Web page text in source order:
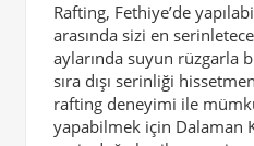
Rafting, Fethiye’de
arasında sizi en
aylarında suyun rüzgarla
sıra dışı serinliği
rafting deneyimi ile
yapabilmek için Dalaman